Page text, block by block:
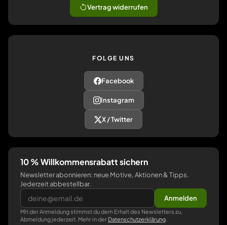
Vertrag widerrufen
FOLGE UNS
Facebook
Instagram
X / Twitter
10 % Willkommensrabatt sichern
Newsletter abonnieren: neue Motive, Aktionen & Tipps.
Jederzeit abbestellbar.
Anmelden
Mit der Anmeldung stimmst du dem Erhalt des Newsletters zu,
Abmeldung jederzeit. Mehr in der Datenschutzerklärung